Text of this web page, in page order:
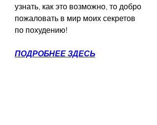
узнать, как это возможно, то добро
пожаловать в мир моих секретов
по похудению!
ПОДРОБНЕЕ ЗДЕСЬ